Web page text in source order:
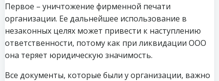
Первое – уничтожение фирменной печати
организации. Ее дальнейшее использование в
незаконных целях может привести к наступлению
ответственности, потому как при ликвидации ООО
она теряет юридическую значимость.
Все документы, которые были у организации, важно